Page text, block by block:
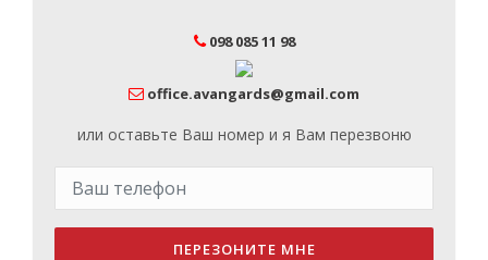
098 085 11 98
office.avangards@gmail.com
или оставьте Ваш номер и я Вам перезвоню
ПЕРЕЗОНИТЕ МНЕ